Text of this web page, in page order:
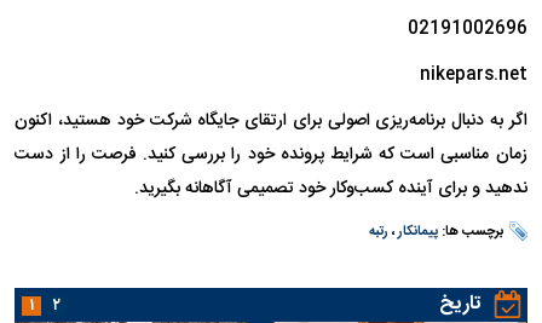
02191002696
nikepars.net
اگر به دنبال برنامه‌ریزی اصولی برای ارتقای جایگاه شرکت خود هستید، اکنون
زمان مناسبی است که شرایط پرونده خود را بررسی کنید. فرصت را از دست
ندهید و برای آینده کسب‌وکار خود تصمیمی آگاهانه بگیرید.
برچسب ها:پیمانکار، رتبه
تاریخ ۱ ۲